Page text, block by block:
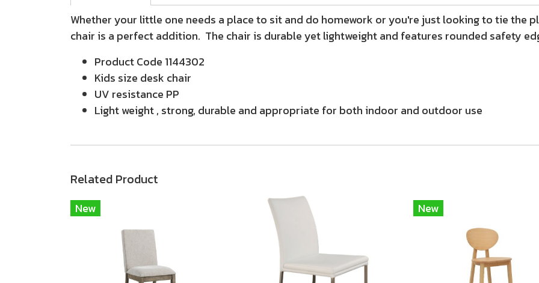
Whether your little one needs a place to sit and do homework or you're just looking to tie the
chair is a perfect addition. The chair is durable yet lightweight and features rounded safety
Product Code 1144302
Kids size desk chair
UV resistance PP
Light weight , strong, durable and appropriate for both indoor and outdoor use
Related Product
New New